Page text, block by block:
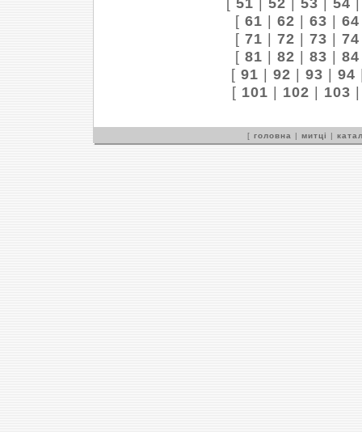
[ 61 | 62 | 63 | 64
[ 71 | 72 | 73 | 74
[ 81 | 82 | 83 | 84
[ 91 | 92 | 93 | 94
[ 101 | 102 | 103
[ головна | митці |